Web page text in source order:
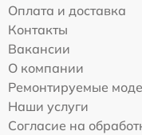
Оплата и доставка
Контакты
Вакансии
О компании
Ремонтируемые
Наши услуги
Согласие на